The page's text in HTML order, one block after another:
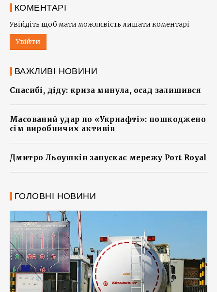
КОМЕНТАРІ
Увійдіть щоб мати можливість лишати коментарі
Увійти
ВАЖЛИВІ НОВИНИ
Спасибі, діду: криза минула, осад залишився
Масований удар по «Укрнафті»: пошкоджено
сім виробничих активів
Дмитро Льоушкін запускає мережу Port Royal
ГОЛОВНІ НОВИНИ